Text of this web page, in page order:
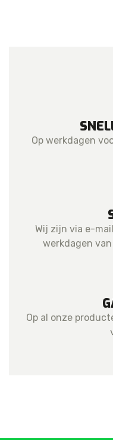
Op werkdagen
Wij zijn via e-
werkdagen van
Op al onze